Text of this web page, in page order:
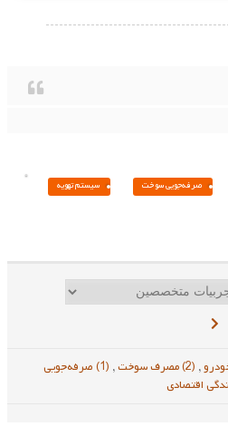
صرفه‌جویی سوخت
سیستم تهویه
, (2) مصرف سوخت ,
(1) صرفه‌جویی